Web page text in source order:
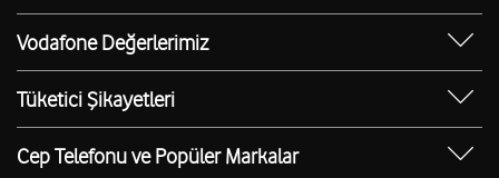
Yanımda Uygulaması
Vodafone 4.5G
Ürünler
Toptan
TOBi
Vodafone Değerlerimiz
Sosyal Destek
Erişilebilir Mağazalar
E-Atık Geri Dönüşümü
Tüketici Şikayetleri
Şikayet Talebi Oluşturma/Takibi
Borç Alacak Sorgulama
Cep Telefonu ve Popüler Markalar